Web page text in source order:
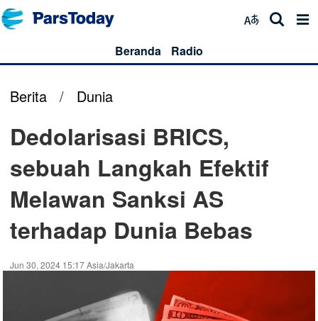
Beranda Radio
Berita / Dunia
Dedolarisasi BRICS,
sebuah Langkah Efektif
Melawan Sanksi AS
terhadap Dunia Bebas
Jun 30, 2024 15:17 Asia/Jakarta